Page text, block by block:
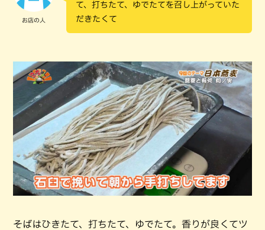
お店の人
て、打ちたて、ゆでたてを召し上がっていた
だきたくて
そばはひきたて、打ちたて、ゆでたて。香りが良くてツ